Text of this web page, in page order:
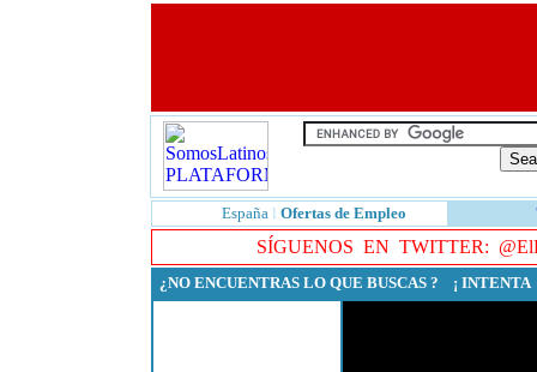
España l Ofertas de Empleo
SÍGUENOS EN TWITTER:
¿NO ENCUENTRAS LO QUE BUSCAS ? ¡